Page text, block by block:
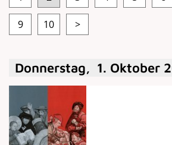
9 10 >
Donnerstag, 1. Oktober